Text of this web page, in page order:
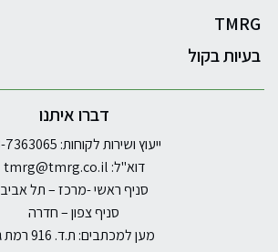
TMRG
בעיות בקול
דברו איתנו
ייעוץ ושירות לקוחות: 03-7363065
דוא"ל: tmrg@tmrg.co.il
סניף ראשי -מרכז – תל אביב
סניף צפון – חדרה
מען למכתבים: ת.ד. 916 רמת גן